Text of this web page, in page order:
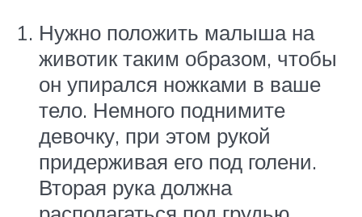
Нужно положить малыша на
животик таким образом, чтобы
он упирался ножками в ваше
тело. Немного поднимите
девочку, при этом рукой
придерживая его под голени.
Вторая рука должна